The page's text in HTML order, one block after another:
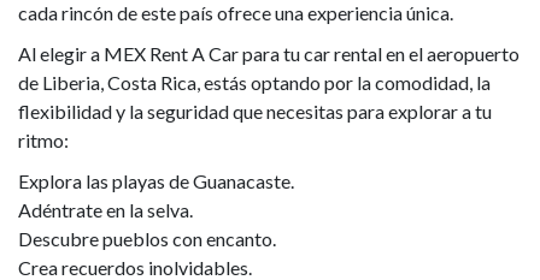
cada rincón de este país ofrece una experiencia única.
Al elegir a MEX Rent A Car para tu car rental en el aeropuerto
de Liberia, Costa Rica, estás optando por la comodidad, la
flexibilidad y la seguridad que necesitas para explorar a tu
ritmo:
Explora las playas de Guanacaste.
Adéntrate en la selva.
Descubre pueblos con encanto.
Crea recuerdos inolvidables.